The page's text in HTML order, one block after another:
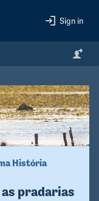
Sign in
YAPEKA
História
pradarias